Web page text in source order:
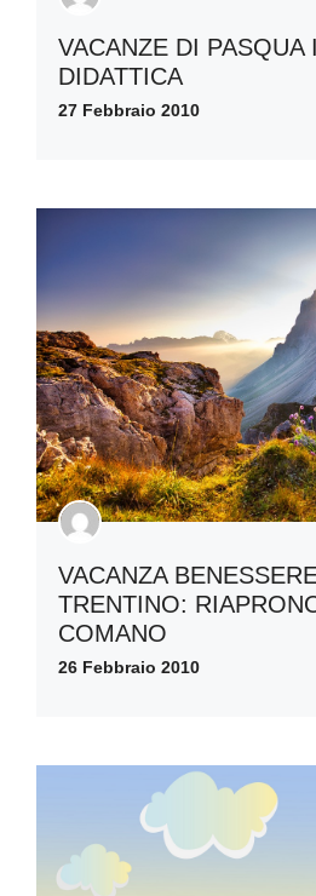
VACANZE DI PASQUA
DIDATTICA
27 Febbraio 2010
VACANZA
TRENTINO:
COMANO
26 Febbraio 2010